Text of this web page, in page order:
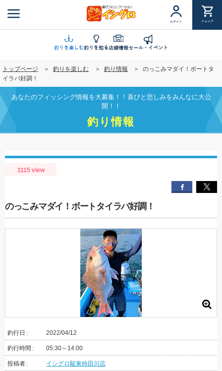
ン
ツ
移
動
ログイン ショップ
釣りを楽しむ釣りを知る店舗情報セール・イベント
トップページ 釣りを楽しむ 釣り情報
のっこみマダイ！ボートタ
イラバ好調！
あなたのフィッシング情報を大募集！！喜びと悲しみをみんなに大公
開！！
釣り情報
1115 view
のっこみマダイ！ボートタイラバ好調！
釣行日 2022/04/12
釣行時間 05:30～14:00
投稿者 イシグロ駿東柿田川店